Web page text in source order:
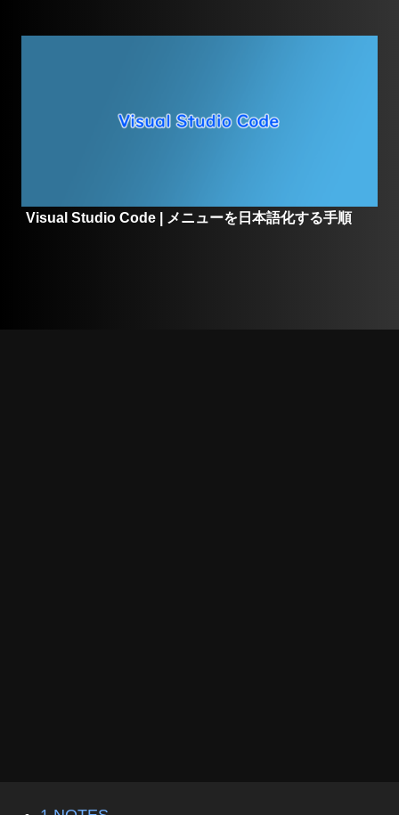
Visual Studio Code | メニューを日本語化する手順